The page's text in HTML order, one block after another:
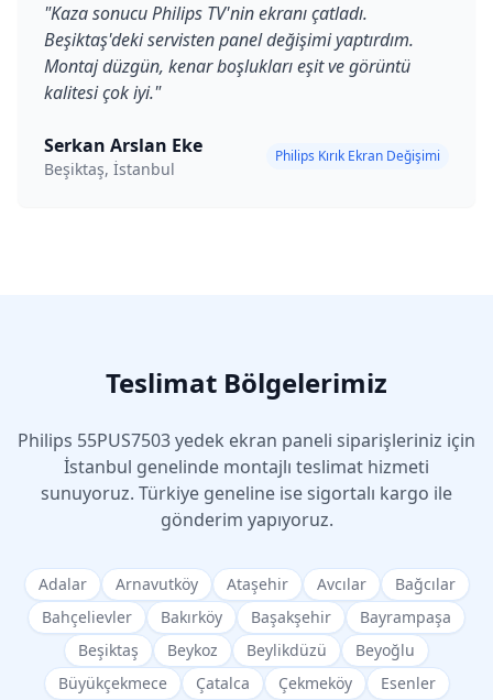
"Kaza sonucu Philips TV'nin ekranı çatladı.
Beşiktaş'deki servisten panel değişimi yaptırdım.
Montaj düzgün, kenar boşlukları eşit ve görüntü
kalitesi çok iyi."
Serkan Arslan Eke
Beşiktaş, İstanbul
Philips Kırık Ekran Değişimi
Teslimat Bölgelerimiz
Philips 55PUS7503yedek ekran paneli siparişleriniz için
İstanbul genelinde montajlı teslimat hizmeti
sunuyoruz. Türkiye geneline ise sigortalı kargo ile
gönderim yapıyoruz.
Adalar Arnavutköy Ataşehir Avcılar
Bağcılar
Bahçelievler
Bakırköy Başakşehir
Bayrampaşa
Beşiktaş
Beykoz Beylikdüzü
Beyoğlu
Büyükçekmece
Çatalca Çekmeköy
Esenler